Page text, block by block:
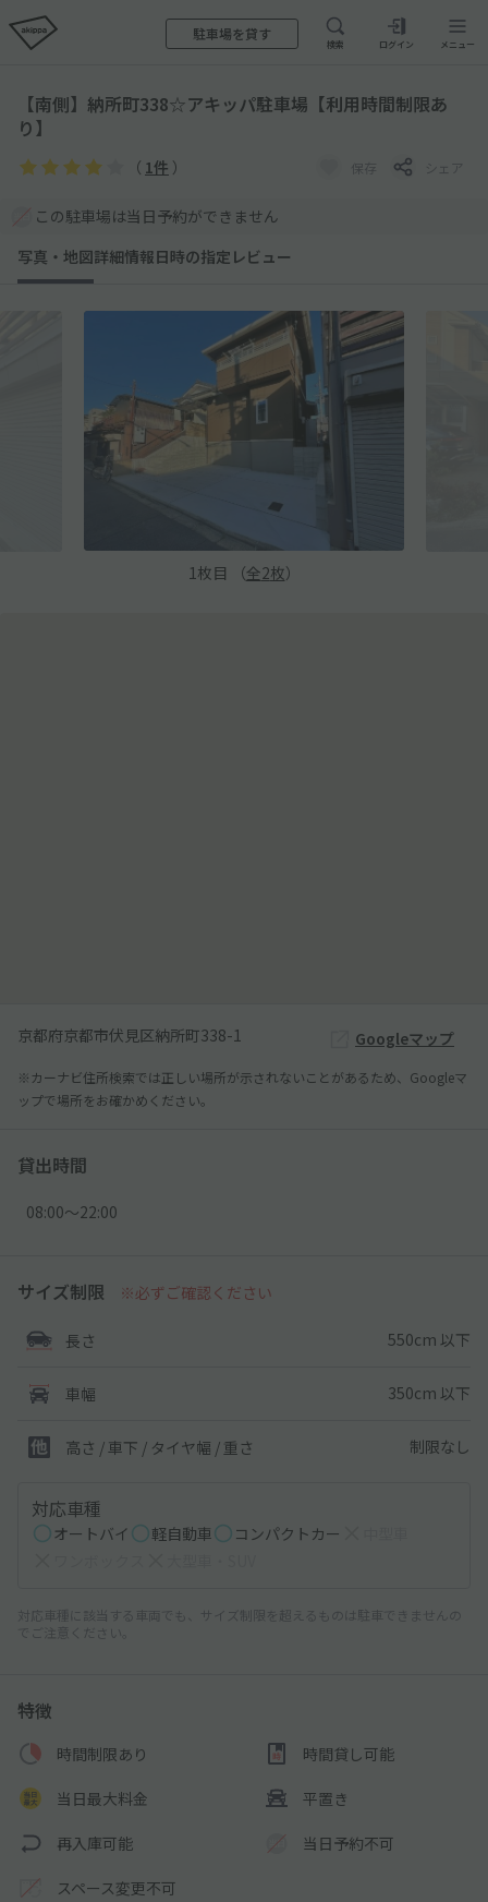
駐車場を貸す
検索 ログイン メニュー
【南側】納所町338☆アキッパ駐車場【利用時間制限あ
り】
（ 1件 ） 保存 シェア
この駐車場は当日予約ができません
写真・地図詳細情報日時の指定 レビュー
1 枚目 （全2枚）
京都府京都市伏見区納所町338-1 Googleマップ
※カーナビ住所検索では正しい場所が示されないことがあるため、Googleマ
ップで場所をお確かめください。
貸出時間
08:00〜22:00
サイズ制限 ※必ずご確認ください
長さ 550cm 以下
車幅 350cm 以下
高さ / 車下 / タイヤ幅 / 重さ 制限なし
対応車種
オートバイ 軽自動車 コンパクトカー
対応車種に該当する車両でも、サイズ制限を超えるものは駐車できませんの
でご注意ください。
特徴
時間制限あり 時間貸し可能
当日最大料金 平置き
再入庫可能 当日予約不可
スペース変更不可